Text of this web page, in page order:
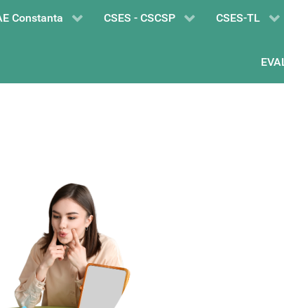
Constanta CSES - CSCSP CSES-TL